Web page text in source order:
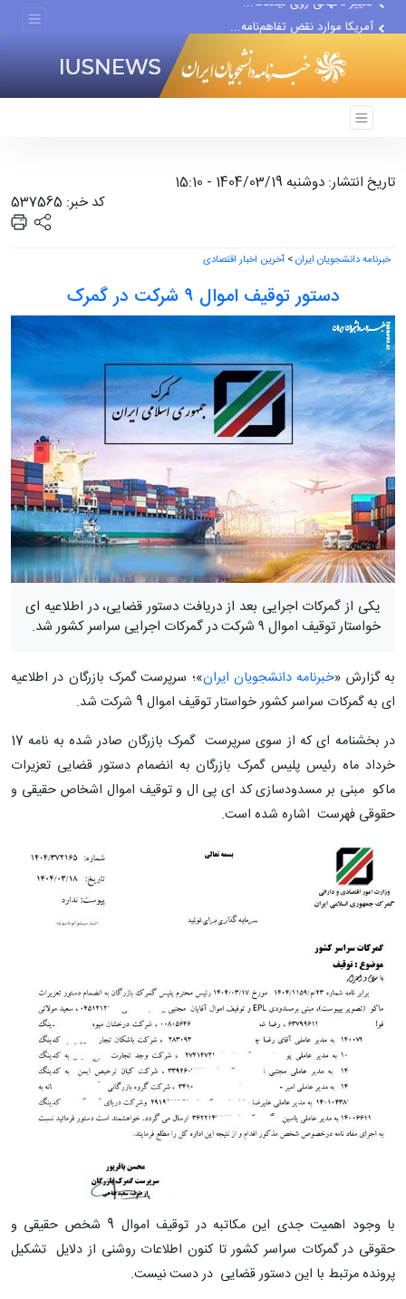
آمریکا موارد نقض تفاهم‌نامه...
تاریخ انتشار: دوشنبه 1404/03/19 - 15:10
کد خبر: 537565
خبرنامه دانشجویان ایران> آخرین اخبار اقتصادی
دستور توقیف اموال ۹ شرکت در گمرک
یکی از گمرکات اجرایی بعد از دریافت دستور قضایی، در اطلاعیه ای
خواستار توقیف اموال ۹ شرکت در گمرکات اجرایی سراسر کشور شد.
به گزارش «خبرنامه دانشجویان ایران»؛ سرپرست گمرک بازرگان در اطلاعیه
ای به گمرکات سراسر کشور خواستار توقیف اموال 9 شرکت شد.
در بخشنامه ای که از سوی سرپرست گمرک بازرگان صادر شده به نامه 17
خرداد ماه رئیس پلیس گمرک بازرگان به انضمام دستور قضایی تعزیرات
ماکو مبنی بر مسدودسازی کد ای پی ال و توقیف اموال اشخاص حقیقی و
حقوقی فهرست اشاره شده است.
با وجود اهمیت جدی این مکاتبه در توقیف اموال 9 شخص حقیقی و
حقوقی در گمرکات سراسر کشور تا کنون اطلاعات روشنی از دلایل تشکیل
پرونده مرتبط با این دستور قضایی در دست نیست.